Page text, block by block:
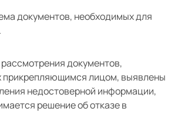
документов, необходимых для
документов,
прикрепляющимся лицом, выявлены
недостоверной информации,
решение об отказе в